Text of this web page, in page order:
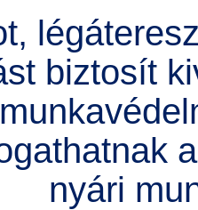
biztosít
nyári